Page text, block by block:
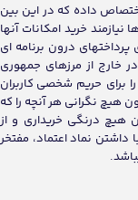
اختصاص داده که در این بین
نیازمند خرید امکانات آنها
پرداختهای درون برنامه ای
خارج از مرزهای جمهوری
برای حریم شخصی کاربران
هیچ نگرانی هر آنچه را که
هیچ درنگی خریداری و از
نماد اعتماد، مفتخر